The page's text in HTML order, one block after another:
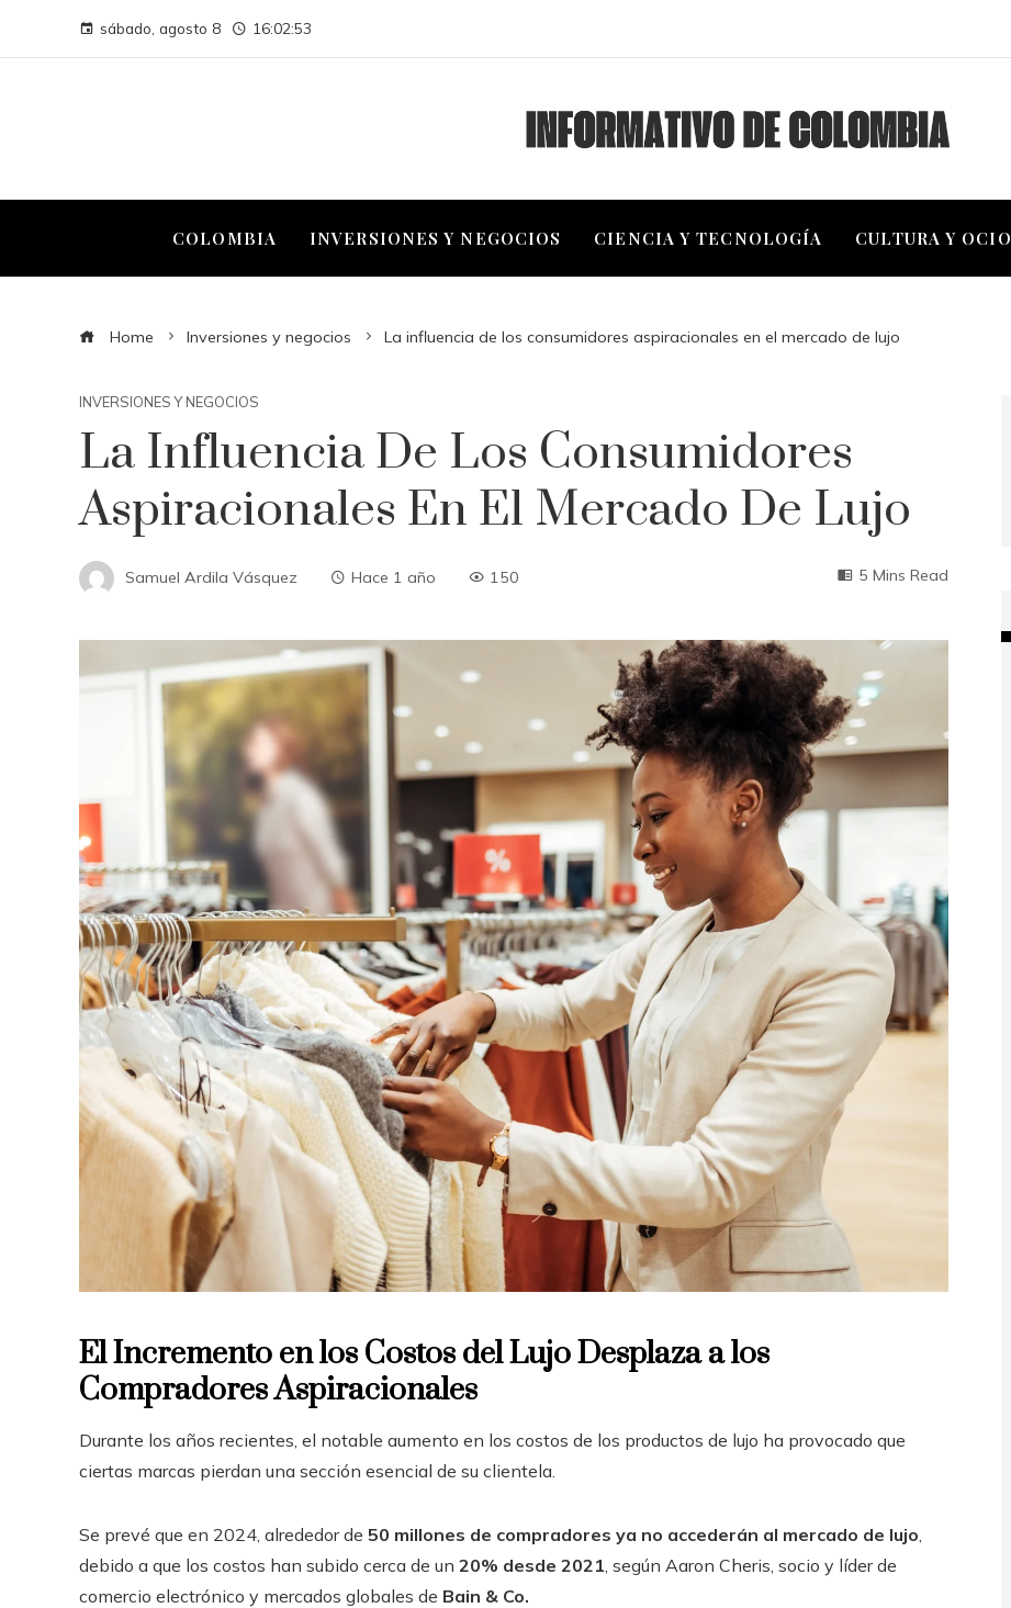
sábado, agosto 8 16:02:54
COLOMBIA INVERSIONES Y NEGOCIOS CIENCIA Y TECNOLOGÍA CULTURA Y OCIO
Home Inversiones y negocios La influencia de los consumidores aspiracionales en el mercado de lujo
INVERSIONES Y NEGOCIOS
La Influencia De Los Consumidores
Aspiracionales En El Mercado De Lujo
Samuel Ardila Vásquez Hace 1 año 150 5 Mins Read
El Incremento en los Costos del Lujo Desplaza a los
Compradores Aspiracionales
Durante los años recientes, el notable aumento en los costos de los productos de lujo ha provocado que
ciertas marcas pierdan una sección esencial de su clientela.
Se prevé que en 2024, alrededor de 50 millones de compradores ya no accederán al mercado de lujo,
debido a que los costos han subido cerca de un 20% desde 2021, según Aaron Cheris, socio y líder de
comercio electrónico y mercados globales de Bain & Co.